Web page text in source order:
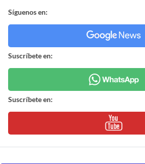
Síguenos en:
Suscríbete en:
Suscríbete en: